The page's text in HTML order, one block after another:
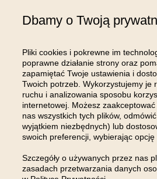
poczty elektronicznej: sklep@room99.pl.
OBSŁUGA
INFORMACJE
MOJE KONTO
Dbamy o Twoją
Pliki cookies i pokrewne im
poprawne działanie strony oraz
zapamiętać Twoje ustawienia i
Twoich potrzeb. Wykorzystujemy je
ruchu i analizowania sposobu
internetowej. Możesz
nas wszystkich tych plików,
wyjątkiem niezbędnych) lub
swoich preferencji, wybierając opcję
Szczegóły o używanych przez nas
zasadach przetwarzania danych